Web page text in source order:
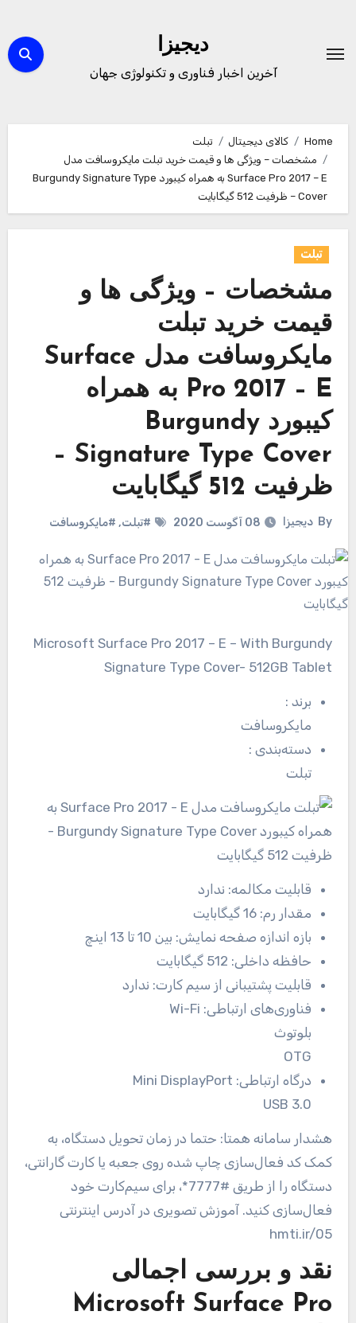
content
دیجیزا
آخرین اخبار فناوری و تکنولوژی جهان
Home کالای دیجیتال
تبلت
مشخصات – ویژگی ها و قیمت خرید تبلت مایکروسافت مدل
Surface Pro 2017 – E به همراه کیبورد Burgundy Signature Type
Cover – ظرفیت 512 گیگابایت
تبلت
مشخصات – ویژگی ها و
قیمت خرید تبلت
مایکروسافت مدل Surface
Pro 2017 – E به همراه
کیبورد Burgundy
Signature Type Cover –
ظرفیت 512 گیگابایت
By دیجیزا 08 آگوست 2020 #تبلت, #مایکروسافت
Microsoft Surface Pro 2017 – E – With Burgundy
Signature Type Cover- 512GB Tablet
برند:
مایکروسافت
دسته‌بندی:
تبلت
قابلیت مکالمه: ندارد
مقدار رم: 16 گیگابایت
بازه اندازه صفحه نمایش: بین 10 تا 13 اینچ
حافظه داخلی: 512 گیگابایت
قابلیت پشتیبانی از سیم کارت: ندارد
فناوری‌های ارتباطی: Wi-Fi
بلوتوث
OTG
درگاه ارتباطی: Mini DisplayPort
USB 3.0
هشدار سامانه همتا: حتما در زمان تحویل دستگاه، به
کمک کد فعال‌سازی چاپ شده روی جعبه یا کارت گارانتی،
دستگاه را از طریق #7777*، برای سیم‌کارت خود
فعال‌سازی کنید. آموزش تصویری در آدرس اینترنتی
hmti.ir/05
نقد و بررسی اجمالی
Microsoft Surface Pro